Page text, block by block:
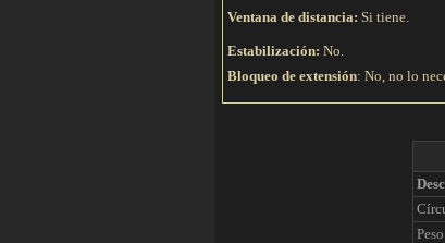
Ventana de distancia: Si tiene.
Estabilización: No.
Bloqueo de extensión: No, no lo
Peso